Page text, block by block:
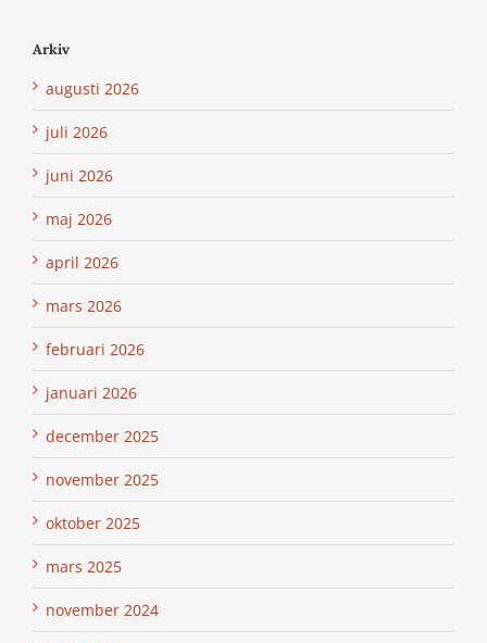
Arkiv
augusti 2026
juli 2026
juni 2026
maj 2026
april 2026
mars 2026
februari 2026
januari 2026
december 2025
november 2025
oktober 2025
mars 2025
november 2024